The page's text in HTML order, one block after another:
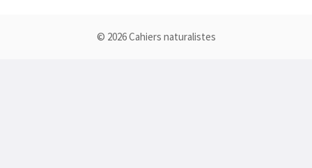
© 2026 Cahiers naturalistes